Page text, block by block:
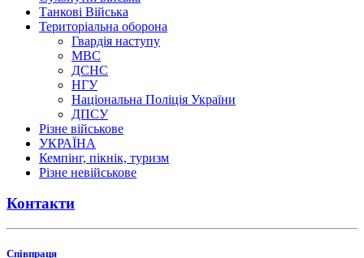
Танкові Війська
Територіальна оборона
Гвардія наступу
МВС
ДСНС
НГУ
Національна Поліція України
ДПСУ
Різне військове
УКРАЇНА
Кемпінг, пікнік, туризм
Різне невійськове
Контакти
Співпраця